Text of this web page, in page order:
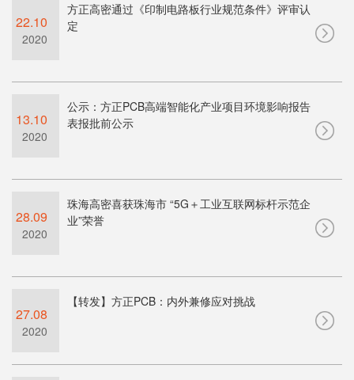
22.10
2020
方正高密通过《印制电路板行业规范条件》评审认
定
13.10
2020
公示：方正PCB高端智能化产业项目环境影响报告
表报批前公示
28.09
2020
珠海高密喜获珠海市 “5G＋工业互联网标杆示范企
业”荣誉
27.08
2020
【转发】方正PCB：内外兼修应对挑战